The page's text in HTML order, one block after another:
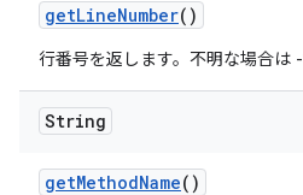
getLineNumber()
行番号を返します。不明な場合は -
String
getMethodName()